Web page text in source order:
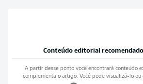
Conteúdo editorial
A partir desse ponto você encontrará conteúdo
complementa o artigo. Você pode visualizá-lo